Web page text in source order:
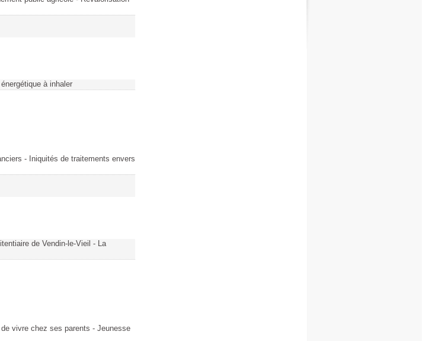
à inhaler
- Iniquités de traitements envers
de Vendin-le-Vieil - La
vivre chez ses parents - Jeunesse